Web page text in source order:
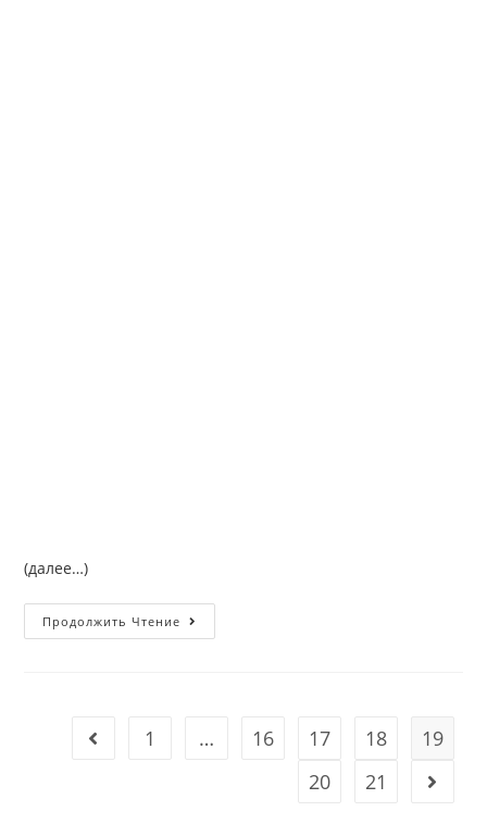
(далее…)
Продолжить Чтение
1 … 16 17 18
19
20
21